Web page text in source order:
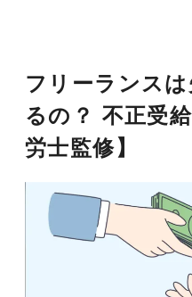
フリーランス
るの？ 不正受
労士監修】